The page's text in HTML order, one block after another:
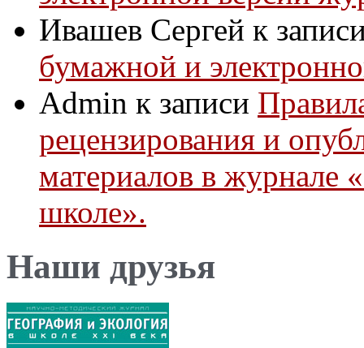
Ивашев Сергей к
бумажной и
Admin к записи
рецензирования и
материалов в журнале
школе».
Наши друзья